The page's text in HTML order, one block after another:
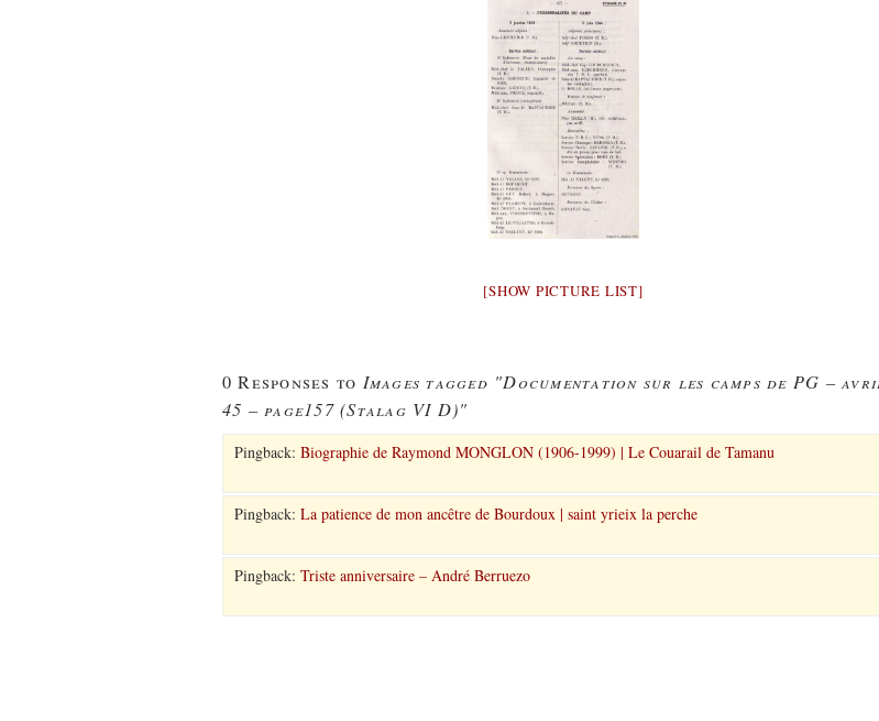
[SHOW PICTURE LIST]
0 Responses to Images tagged "Documentation sur les camps de PG –
45 – page157 (Stalag VI D)"
Pingback: Biographie de Raymond MONGLON (1906-1999) | Le Couarail de Tamanu
Pingback: La patience de mon ancêtre de Bourdoux | saint yrieix la perche
Pingback: Triste anniversaire – André Berruezo